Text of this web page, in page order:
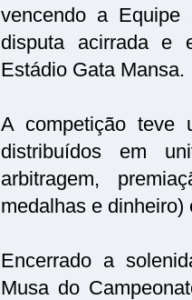
vencendo a
disputa acirrada e
Estádio Gata Mansa.
A competição teve
distribuídos em
arbitragem,
medalhas e
Encerrado a
Musa do